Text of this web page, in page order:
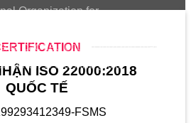
Organization for
ra các tiêu chuẩn thương mại
phạm vi toàn thế giới..
ISO 22000:2018
QUỐC TẾ
FSMS